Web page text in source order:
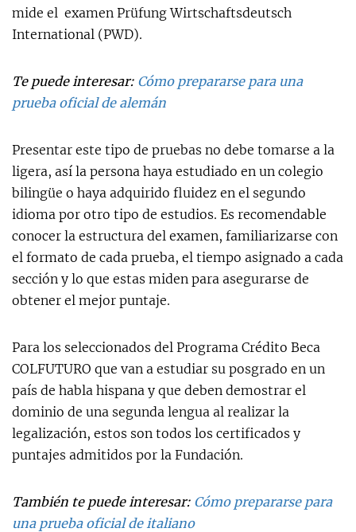
mide el examen Prüfung Wirtschaftsdeutsch
International (PWD).
Te puede interesar: Cómo prepararse para una
prueba oficial de alemán
Presentar este tipo de pruebas no debe tomarse a la
ligera, así la persona haya estudiado en un colegio
bilingüe o haya adquirido fluidez en el segundo
idioma por otro tipo de estudios. Es recomendable
conocer la estructura del examen, familiarizarse con
el formato de cada prueba, el tiempo asignado a cada
sección y lo que estas miden para asegurarse de
obtener el mejor puntaje.
Para los seleccionados del Programa Crédito Beca
COLFUTURO que van a estudiar su posgrado en un
país de habla hispana y que deben demostrar el
dominio de una segunda lengua al realizar la
legalización, estos son todos los certificados y
puntajes admitidos por la Fundación.
También te puede interesar: Cómo prepararse para
una prueba oficial de italiano